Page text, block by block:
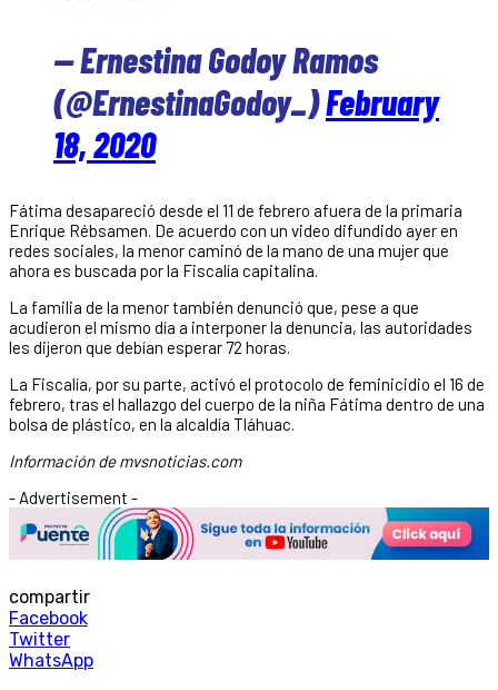
— Ernestina Godoy Ramos
(@ErnestinaGodoy_)February
18, 2020
Fátima desapareció desde el 11 de febrero afuera de la primaria
Enrique Rébsamen. De acuerdo con un video difundido ayer en
redes sociales, la menor caminó de la mano de una mujer que
ahora es buscada por la Fiscalía capitalina.
La familia de la menor también denunció que, pese a que
acudieron el mismo día a interponer la denuncia, las autoridades
les dijeron que debían esperar 72 horas.
La Fiscalía, por su parte, activó el protocolo de feminicidio el 16 de
febrero, tras el hallazgo del cuerpo de la niña Fátima dentro de una
bolsa de plástico, en la alcaldía Tláhuac.
Información de mvsnoticias.com
- Advertisement -
compartir
Facebook
Twitter
WhatsApp